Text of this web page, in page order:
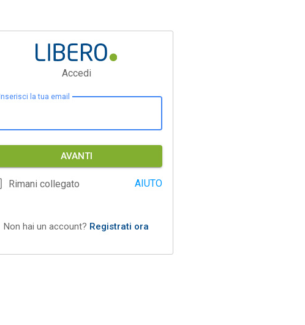
Accedi
Inserisci la tua email
AVANTI
Rimani collegato AIUTO
Non hai un account? Registrati ora